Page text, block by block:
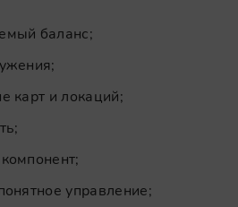
баланс;
карт и локаций;
управление;